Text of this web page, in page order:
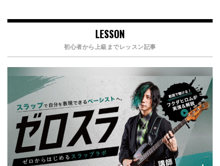
LESSON
初心者から上級までレッスン記事